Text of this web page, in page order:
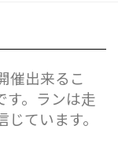
催出来るこ
。 ランは走
ています。